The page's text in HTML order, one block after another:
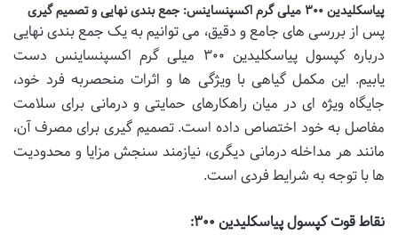
پیاسکلیدین ۳۰۰ میلی گرم اکسپنساینس: جمع بندی نهایی و تصمیم گیری
پس از بررسی های جامع و دقیق، می توانیم به یک جمع بندی نهایی
درباره کپسول پیاسکلیدین ۳۰۰ میلی گرم اکسپنساینس دست
یابیم. این مکمل گیاهی با ویژگی ها و اثرات منحصربه فرد خود،
جایگاه ویژه ای در میان راهکارهای حمایتی و درمانی برای سلامت
مفاصل به خود اختصاص داده است. تصمیم گیری برای مصرف آن،
مانند هر مداخله درمانی دیگری، نیازمند سنجش مزایا و محدودیت
ها با توجه به شرایط فردی است.
نقاط قوت کپسول پیاسکلیدین ۳۰۰: